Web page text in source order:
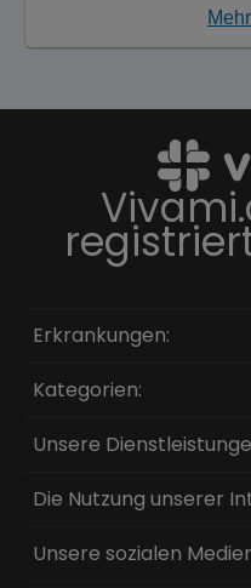
Erkrankungen:
Kategorien:
Unsere
Die Nutzung unserer
Unsere sozialen